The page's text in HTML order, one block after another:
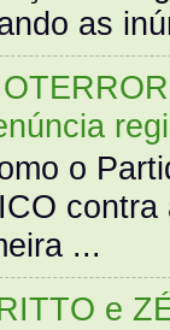
as
o
...
e